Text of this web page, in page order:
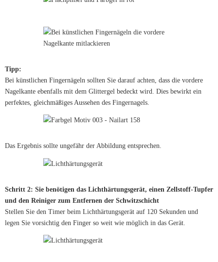
Tipp:
Bei künstlichen Fingernägeln sollten Sie darauf achten, dass die vordere
Nagelkante ebenfalls mit dem Glittergel bedeckt wird. Dies bewirkt ein
perfektes, gleichmäßiges Aussehen des Fingernagels.
Das Ergebnis sollte ungefähr der Abbildung entsprechen.
Schritt 2: Sie benötigen das Lichthärtungsgerät, einen Zellstoff-Tupfer
und den Reiniger zum Entfernen der Schwitzschicht
Stellen Sie den Timer beim Lichthärtungsgerät auf 120 Sekunden und
legen Sie vorsichtig den Finger so weit wie möglich in das Gerät.